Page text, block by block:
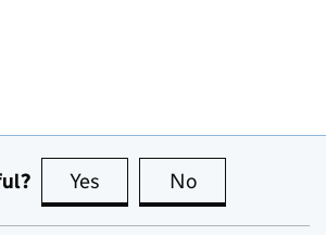
Yes this page is useful
No